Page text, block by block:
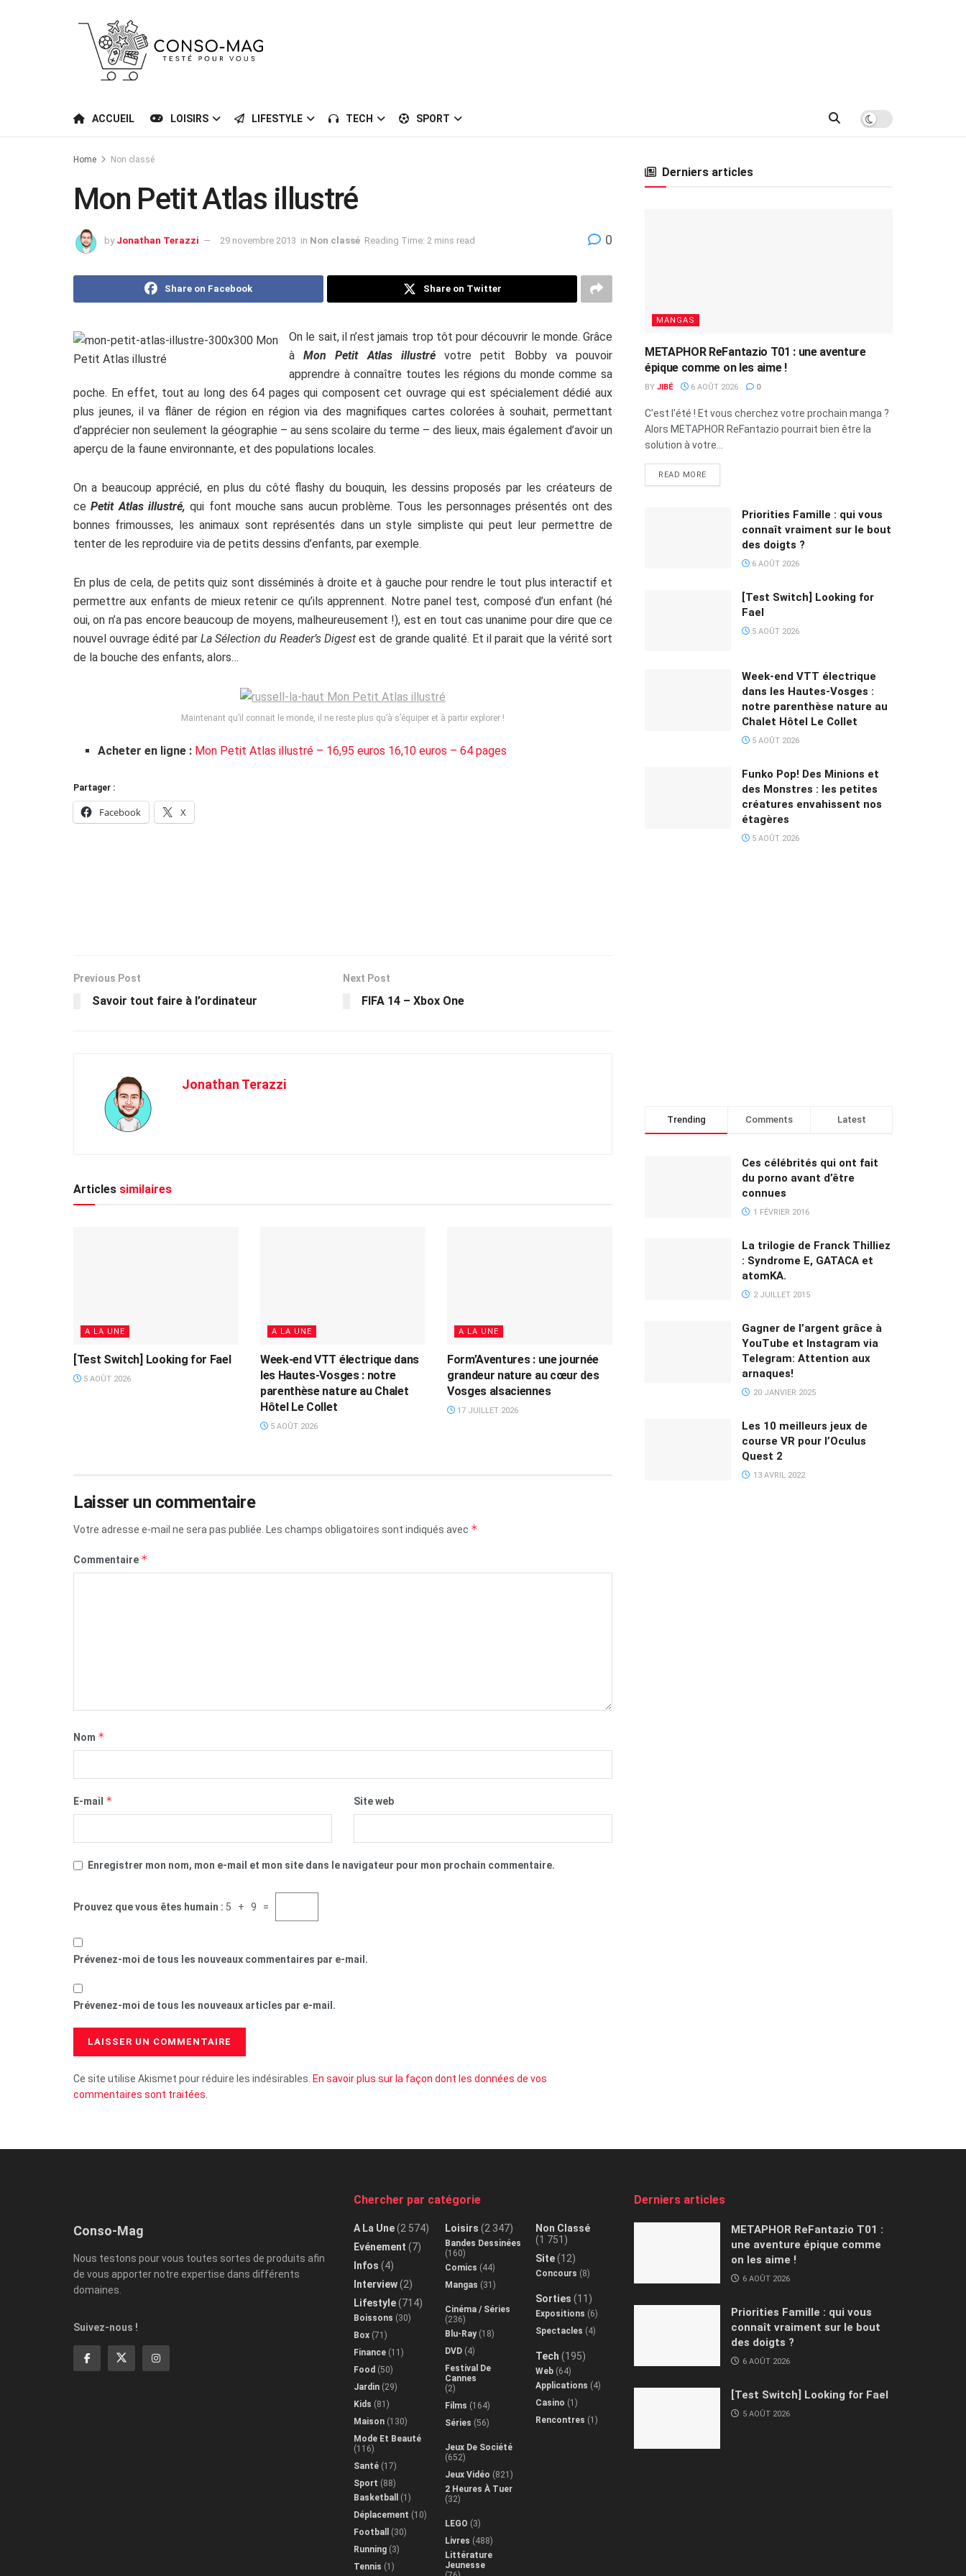
ACCUEIL LOISIRS LIFESTYLE TECH SPORT
Home Non classé
Mon Petit Atlas illustré
by Jonathan Terazzi 29 novembre 2013 in Non classé Reading Time: 2 mins read 0
Share on Facebook Share on Twitter
On le sait, il n’est jamais trop tôt pour découvrir le monde. Grâce
àMon Petit Atlas illustré
votre petit Bobby va pouvoir
apprendre à connaître toutes les régions du monde comme sa
poche. En effet, tout au long des 64 pages qui composent cet ouvrage qui est spécialement dédié aux
plus jeunes, il va flâner de région en région via des magnifiques cartes colorées à souhait, permettant
d’apprécier non seulement la géographie – au sens scolaire du terme – des lieux, mais également d’avoir un
aperçu de la faune environnante, et des populations locales.
On a beaucoup apprécié, en plus du côté flashy du bouquin, les dessins proposés par les créateurs de
cePetit Atlas illustré, qui font mouche sans aucun problème. Tous les personnages présentés ont des
bonnes frimousses, les animaux sont représentés dans un style simpliste qui peut leur permettre de
tenter de les reproduire via de petits dessins d’enfants, par exemple.
En plus de cela, de petits quiz sont disséminés à droite et à gauche pour rendre le tout plus interactif et
permettre aux enfants de mieux retenir ce qu’ils apprennent. Notre panel test, composé d’un enfant (hé
oui, on n’a pas encore beaucoup de moyens, malheureusement !), est en tout cas unanime pour dire que ce
nouvel ouvrage édité parLa Sélection du Reader’s Digestest de grande qualité. Et il parait que la vérité sort
de la bouche des enfants, alors…
Maintenant qu’il connait le monde, il ne reste plus qu’à s’équiper et à partir explorer !
Acheter en ligne : Mon Petit Atlas illustré – 16,95 euros 16,10 euros – 64 pages
Partager :
Facebook X
Previous Post
Savoir tout faire à l’ordinateur
Next Post
FIFA 14 – Xbox One
Jonathan Terazzi
Articles similaires
A LA UNE
[Test Switch] Looking for Fael
5 AOÛT 2026
A LA UNE
Week-end VTT électrique dans
les Hautes-Vosges : notre
parenthèse nature au Chalet
Hôtel Le Collet
5 AOÛT 2026
A LA UNE
Form’Aventures : une journée
grandeur nature au cœur des
Vosges alsaciennes
17 JUILLET 2026
Laisser un commentaire
Votre adresse e-mail ne sera pas publiée. Les champs obligatoires sont indiqués avec *
Commentaire *
Nom *
E-mail * Site web
Enregistrer mon nom, mon e-mail et mon site dans le navigateur pour mon prochain commentaire.
Prouvez que vous êtes humain : 5 + 9 =
Prévenez-moi de tous les nouveaux commentaires par e-mail.
Prévenez-moi de tous les nouveaux articles par e-mail.
Ce site utilise Akismet pour réduire les indésirables. En savoir plus sur la façon dont les données de vos
commentaires sont traitées
Derniers articles
MANGAS
METAPHOR ReFantazio T01 : une aventure
épique comme on les aime !
BY JIBÉ 6 AOÛT 2026 0
C'est l'été ! Et vous cherchez votre prochain manga ?
Alors METAPHOR ReFantazio pourrait bien être la
solution à votre...
READ MORE
Priorities Famille : qui vous
connaît vraiment sur le bout
des doigts ?
6 AOÛT 2026
[Test Switch] Looking for
Fael
5 AOÛT 2026
Week-end VTT électrique
dans les Hautes-Vosges :
notre parenthèse nature au
Chalet Hôtel Le Collet
5 AOÛT 2026
Funko Pop! Des Minions et
des Monstres : les petites
créatures envahissent nos
étagères
5 AOÛT 2026
Trending Comments Latest
Ces célébrités qui ont fait
du porno avant d’être
connues
1 FÉVRIER 2016
La trilogie de Franck Thilliez
: Syndrome E, GATACA et
atomKA.
2 JUILLET 2015
Gagner de l’argent grâce à
YouTube et Instagram via
Telegram: Attention aux
arnaques!
20 JANVIER 2025
Les 10 meilleurs jeux de
course VR pour l’Oculus
Quest 2
13 AVRIL 2022
Conso-Mag
Nous testons pour vous toutes sortes de produits afin
de vous apporter notre expertise dans différents
domaines.
Suivez-nous !
Chercher par catégorie
A La Une(2 574)
Evénement (7)
Infos (4)
Interview(2)
Lifestyle(714)
Boissons (30)
Box (71)
Finance (11)
Food (50)
Jardin (29)
Kids (81)
Maison (130)
Mode Et Beauté
(116)
Santé (17)
Sport (88)
Basketball
(1)
Déplacement (10)
Football
(30)
Running (3)
Tennis (1)
Loisirs (2 347)
Bandes Dessinées
(160)
Comics (44)
Mangas (31)
Cinéma / Séries
(236)
Blu-Ray(18)
DVD(4)
Festival De
Cannes
(2)
Films (164)
Séries (56)
Jeux De Société
(652)
Jeux Vidéo (821)
2 Heures À Tuer
(32)
LEGO (3)
Livres (488)
Littérature
Jeunesse
Non Classé
(1 751)
Site(12)
Concours (8)
Sorties (11)
Expositions (6)
Spectacles (4)
Tech (195)
Web (64)
Applications (4)
Casino (1)
Rencontres (1)
Derniers articles
METAPHOR ReFantazio T01 :
une aventure épique comme
on les aime !
6 AOÛT 2026
Priorities Famille : qui vous
connaît vraiment sur le bout
des doigts ?
6 AOÛT 2026
[Test Switch] Looking for Fael
5 AOÛT 2026